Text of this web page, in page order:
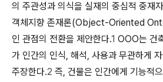
의 주관성과 의식을 실재의 중심적 중재
객체지향 존재론(Object-Oriented
인 관점의 전환을 제안한다.1 OOO는 건
가 인간의 인식, 해석, 사용과 무관하게
주장한다.2 즉, 건물은 인간에게 기능적